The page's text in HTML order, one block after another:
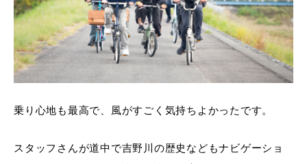
乗り心地も最高で、風がすごく気持ちよかったです。
スタッフさんが道中で吉野川の歴史などもナビゲーショ